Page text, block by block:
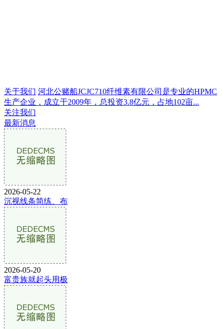
关于我们 河北公赌船JCJC710纤维素有限公司是专业的HPMC
生产企业，成立于2009年，总投资3.8亿元，占地102亩...
关注我们
最新消息
2026-05-22
沉视线条简练、布
2026-05-20
富贵族就起头用极